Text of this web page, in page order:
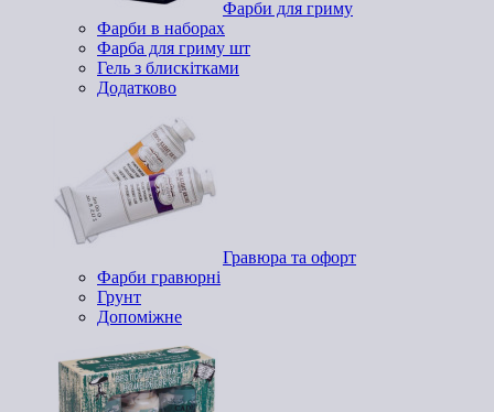
Фарби для гриму
Фарби в наборах
Фарба для гриму шт
Гель з блискітками
Додатково
Гравюра та офорт
Фарби гравюрні
Грунт
Допоміжне